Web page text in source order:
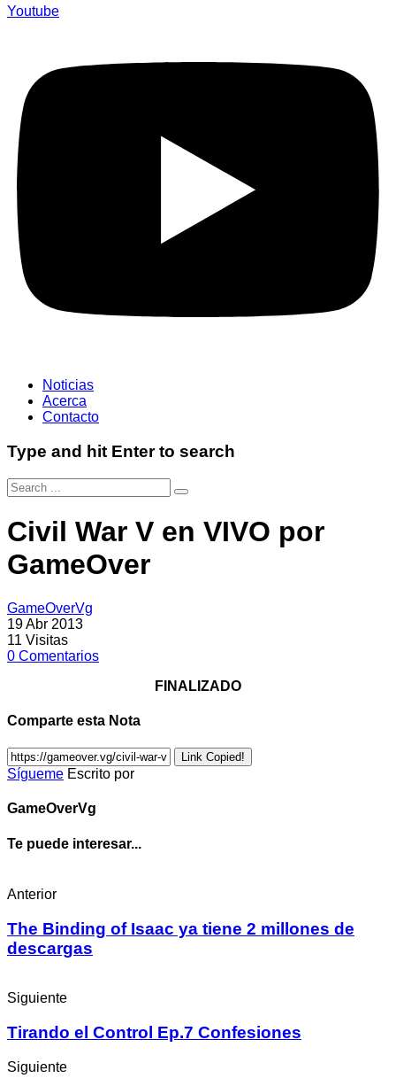
Youtube
Noticias
Acerca
Contacto
Type and hit Enter to search
Civil War V en VIVO por
GameOver
GameOverVg
19 Abr 2013
11 Visitas
0 Comentarios
FINALIZADO
Comparte esta Nota
Link Copied!
Sígueme Escrito por
GameOverVg
Te puede interesar...
Anterior
The Binding of Isaac ya tiene 2 millones de
descargas
Siguiente
Tirando el Control Ep.7 Confesiones
Siguiente